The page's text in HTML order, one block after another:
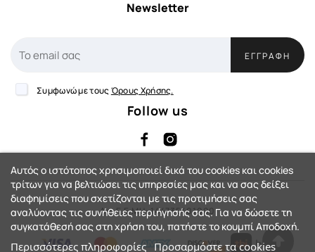
Newsletter
ΕΓΓΡΑΦΉ
Συμφωνώ με τους Όρους Χρήσης.
Follow us
Αρ. Γ.Ε.ΜΗ: 144735401000
Αυτός ο ιστότοπος χρησιμοποιεί δικά του cookies και cookies
τρίτων για να βελτιώσει τις υπηρεσίες μας και να σας δείξει
διαφημίσεις που σχετίζονται με τις προτιμήσεις σας
αναλύοντας τις συνήθειες περιήγησής σας. Για να δώσετε τη
συγκατάθεσή σας στη χρήση του, πατήστε το κουμπί Αποδοχή.
Περισσότερες πληροφορίες Προσαρμόστε τα cookies